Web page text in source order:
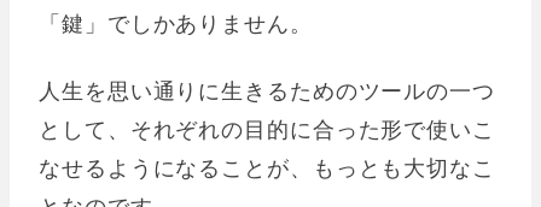
「鍵」でしかありません。
人生を思い通りに生きるためのツールの一つ
として、それぞれの目的に合った形で使いこ
なせるようになることが、もっとも大切なこ